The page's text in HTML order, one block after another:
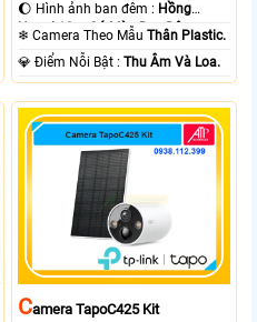
🌔 Hình ảnh ban đêm : Hồng
Ngoại 10m Có Màu Ban Ðêm.
❄ Camera Theo MẫuThân Plastic.
️💎 Điểm Nỗi Bật :Thu Âm Và Loa.
CAmera TapoC425 Kit